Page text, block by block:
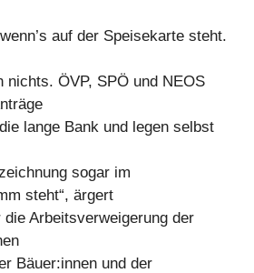
auf der Speisekarte steht.
nichts. ÖVP, SPÖ und NEOS
lange Bank und legen selbst
sogar im
steht“, ärgert
Arbeitsverweigerung der
Bäuer:innen und der